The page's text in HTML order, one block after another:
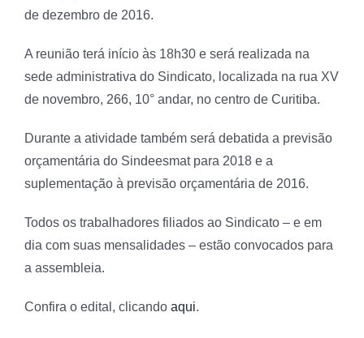
de dezembro de 2016.
A reunião terá início às 18h30 e será realizada na
sede administrativa do Sindicato, localizada na rua XV
de novembro, 266, 10° andar, no centro de Curitiba.
Durante a atividade também será debatida a previsão
orçamentária do Sindeesmat para 2018 e a
suplementação à previsão orçamentária de 2016.
Todos os trabalhadores filiados ao Sindicato – e em
dia com suas mensalidades – estão convocados para
a assembleia.
Confira o edital, clicando aqui.